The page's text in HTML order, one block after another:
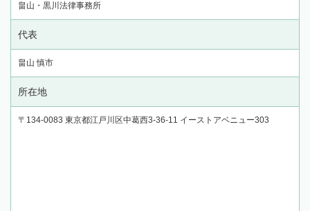
畠山・黒川法律事務所
代表
畠山 慎市
所在地
〒134-0083 東京都江戸川区中葛西3-36-11 イーストアベニュー303